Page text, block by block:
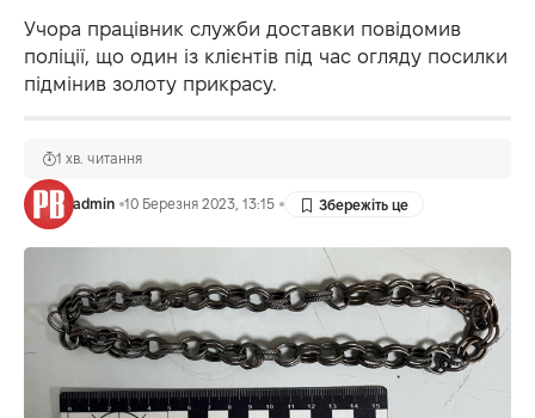
Учора працівник служби доставки повідомив
поліції, що один із клієнтів під час огляду посилки
підмінив золоту прикрасу.
admin 10 Березня 2023, 13:15
1 хв. читання